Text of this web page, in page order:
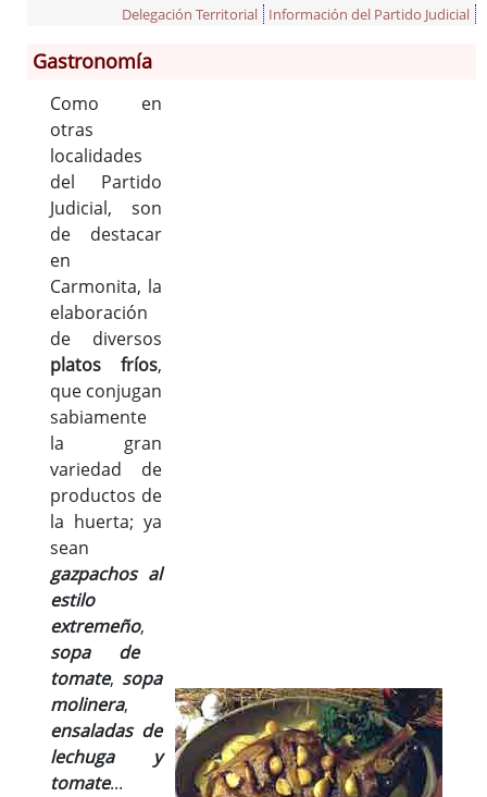
Información General
Historia
Monumentos
Gastronomía
Fiestas
Turismo
Población
Corporación
Correo-e gratis
Códigos para FACe
Delegación Territorial
Información del Partido Judicial
Gastronomía
Como en
otras
localidades
del Partido
Judicial, son
de destacar
en
Carmonita, la
elaboración
de diversos
platos fríos,
que conjugan
sabiamente
la gran
variedad de
productos de
la huerta; ya
sean
gazpachos al
estilo
extremeño,
sopa de
tomate, sopa
molinera,
ensaladas de
lechuga y
tomate...